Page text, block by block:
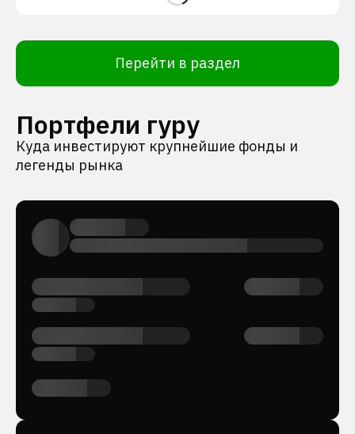
Перейти в раздел
Портфели гуру
Куда инвестируют крупнейшие фонды и
легенды рынка